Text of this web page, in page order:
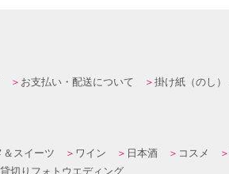
お支払い・配送について
掛け紙（のし
スイーツ ワイン 日本酒 コスメ
切りフォトウエディング